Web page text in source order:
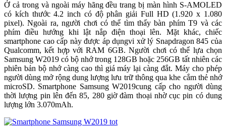
Ở cả trong và ngoài máy hãng đều trang bị màn hình S-AMOLED
có kích thước 4.2 inch có độ phân giải Full HD (1.920 x 1.080
pixel). Ngoài ra, người chơi có thể tìm thấy bàn phím T9 và các
phím điều hướng khi lật nắp điện thoại lên. Mặt khác, chiếc
smartphone cao cấp này được áp dụngvi xử lý Snapdragon 845 của
Qualcomm, kết hợp với RAM 6GB. Người chơi có thể lựa chọn
Samsung W2019 có bộ nhớ trong 128GB hoặc 256GB tất nhiên các
phiên bản bộ nhớ càng cao thì giá máy lại càng đắt. Máy cho phép
người dùng mở rộng dung lượng lưu trữ thông qua khe cắm thẻ nhớ
microSD. Smartphone Samsung W2019cung cấp cho người dùng
thời lượng pin lên đến 85, 280 giờ đàm thoại nhờ cục pin có dung
lượng lớn 3.070mAh.